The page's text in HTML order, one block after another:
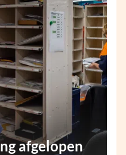
afgelopen